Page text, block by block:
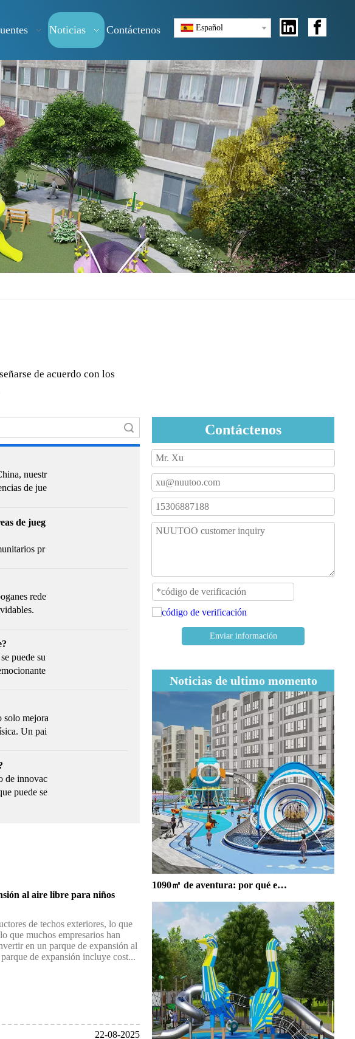
Noticias Contáctenos Español
de acuerdo con los
nuestr
de jue
de jueg
pr
rede
puede su
solo mejora
Un pai
de innovac
puede se
al aire libre para niños
de techos exteriores, lo que
que muchos empresarios han
en un parque de expansión al
de expansión incluye cost...
22-08-2025
Contáctenos
Enviar información
Noticias de ultimo momento
1090㎡ de aventura: por qué este parque de juegos al aire libre es imprescindible para su comunidad